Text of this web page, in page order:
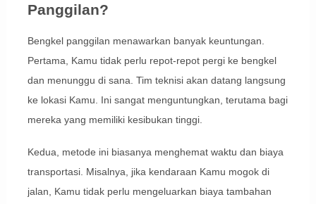
Panggilan?
Bengkel panggilan menawarkan banyak keuntungan.
Pertama, Kamu tidak perlu repot-repot pergi ke bengkel
dan menunggu di sana. Tim teknisi akan datang langsung
ke lokasi Kamu. Ini sangat menguntungkan, terutama bagi
mereka yang memiliki kesibukan tinggi.
Kedua, metode ini biasanya menghemat waktu dan biaya
transportasi. Misalnya, jika kendaraan Kamu mogok di
jalan, Kamu tidak perlu mengeluarkan biaya tambahan